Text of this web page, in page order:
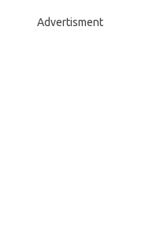
Advertisment